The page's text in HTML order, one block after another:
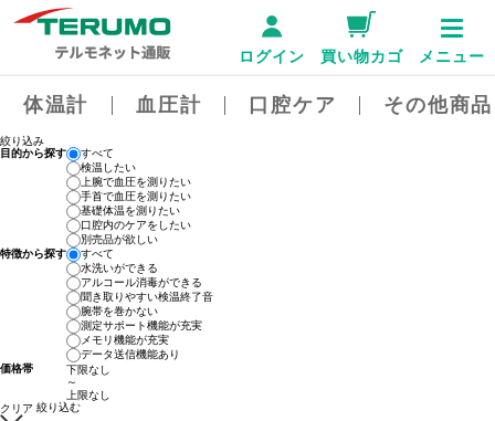
体温計 血圧計 口腔ケア その他商
ログイン 買い物カゴ メニュー
絞り込み
目的から探す
すべて
検温したい
上腕で血圧を測りたい
手首で血圧を測りたい
基礎体温を測りたい
口腔内のケアをしたい
別売品が欲しい
特徴から探す
すべて
水洗いができる
アルコール消毒ができる
聞き取りやすい検温終了音
腕帯を巻かない
測定サポート機能が充実
メモリ機能が充実
データ送信機能あり
価格帯
～
クリア 絞り込む